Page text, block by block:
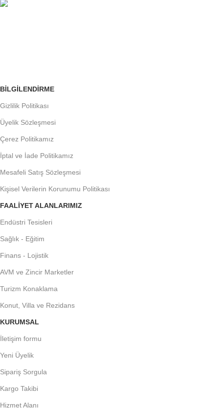
BILGILENDIRME
Gizlilik Politikası
Üyelik Sözleşmesi
Çerez Politikamız
İptal ve İade Politikamız
Mesafeli Satış Sözleşmesi
Kişisel Verilerin Korunumu Politikası
FAALIYET ALANLARIMIZ
Endüstri Tesisleri
Sağlık - Eğitim
Finans - Lojistik
AVM ve Zincir Marketler
Turizm Konaklama
Konut, Villa ve Rezidans
KURUMSAL
İletişim formu
Yeni Üyelik
Sipariş Sorgula
Kargo Takibi
Hizmet Alanı